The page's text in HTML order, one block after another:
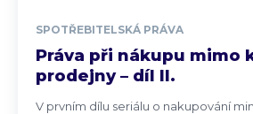
SPOTŘEBITELSKÁ PRÁVA
Práva při nákupu mimo
prodejny – díl II.
V prvním dílu seriálu o nakupování